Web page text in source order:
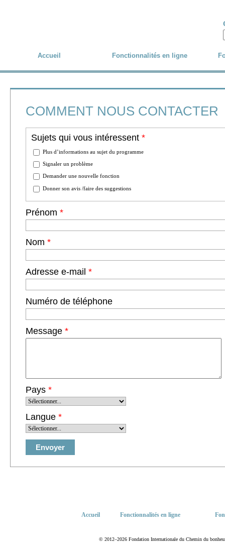
Accueil Fonctionnalités en ligne
COMMENT NOUS CONTACTER
Sujets qui vous intéressent *
Plus d’informations au sujet du programme
Signaler un problème
Demander une nouvelle fonction
Donner son avis /faire des suggestions
Prénom *
Nom *
Adresse e-mail *
Numéro de téléphone
Message *
Pays *
Langue *
Accueil Fonctionnalités en ligne
© 2012–2026 Fondation Internationale du Chemin du